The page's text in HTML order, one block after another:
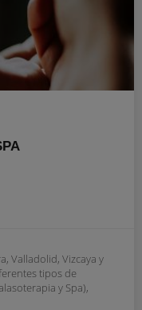
Valladolid, Vizcaya y
tipos de
y Spa),